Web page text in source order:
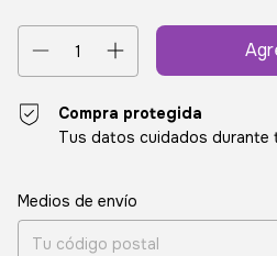
Compra protegida
Tus datos cuidados durante
Entregas para el CP:
Medios de envío